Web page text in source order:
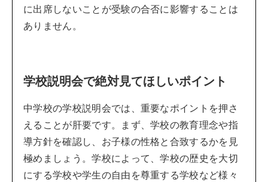
に出席しないことが受験の合否に影響することは
ありません。
学校説明会で絶対見てほしいポイント
中学校の学校説明会では、重要なポイントを押さ
えることが肝要です。まず、学校の教育理念や指
導方針を確認し、お子様の性格と合致するかを見
極めましょう。学校によって、学校の歴史を大切
にする学校や学生の自由を尊重する学校など様々